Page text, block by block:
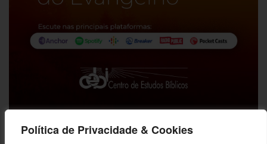
Política de Privacidade & Cookies